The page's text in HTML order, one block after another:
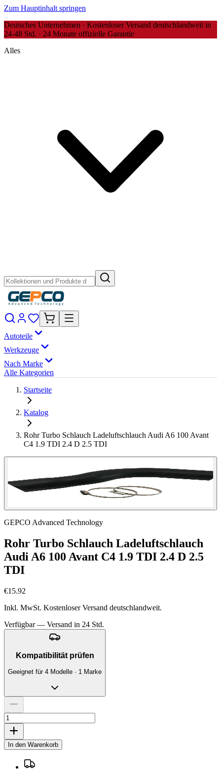
Zum Hauptinhalt springen
Deutsches Unternehmen · Kostenloser Versand deutschlandweit in
24-48 Std. · 24 Monate offizielle Garantie
Alles
Autoteile
Werkzeuge
Nach Marke
Alle Kategorien
Startseite
Katalog
Rohr Turbo Schlauch Ladeluftschlauch Audi A6 100 Avant
C4 1.9 TDI 2.4 D 2.5 TDI
GEPCO Advanced Technology
Rohr Turbo Schlauch Ladeluftschlauch
Audi A6 100 Avant C4 1.9 TDI 2.4 D 2.5
TDI
€15.92
Inkl. MwSt. Kostenloser Versand deutschlandweit.
Verfügbar — Versand in 24 Std.
Kompatibilität prüfen
Geeignet für 4 Modelle · 1 Marke
In den Warenkorb